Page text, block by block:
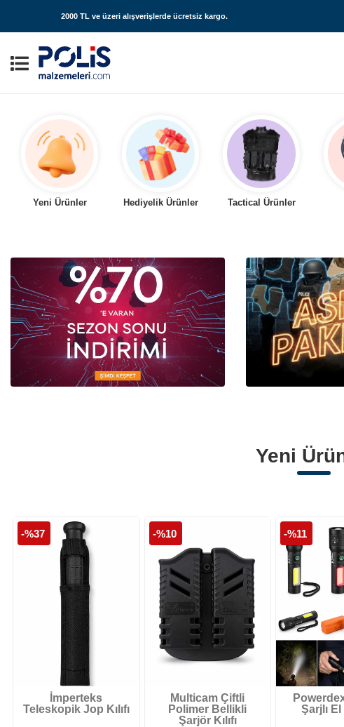
2000 TL ve üzeri alışverişlerde ücretsiz kargo.
Yeni Ürünler Hediyelik Ürünler Tactical Ürünler
Polis Armaları Polis Palaskaları Polis Montları
Yeni
-%37
İmperteks
Teleskopik Jop Kılıfı
-%10
Multicam Çiftli
Polimer Bellikli
Şarjör Kılıfı
-%11
Şarjlı